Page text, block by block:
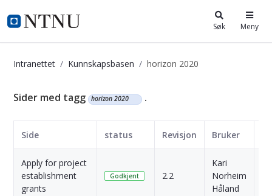
i.ntnu.no Søk Meny
Intranettet Kunnskapsbasen horizon 2020
Kunnskapsbasen
Sider med tagg horizon 2020 .
Side status Revisjon Bruker
Apply for project
establishment
grants
Godkjent 2.2
Kari
Norheim
Håland